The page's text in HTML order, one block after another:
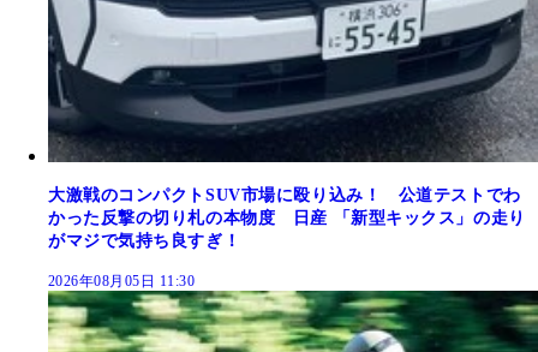
大激戦のコンパクトSUV市場に殴り込み！ 公道テストでわ
かった反撃の切り札の本物度 日産 「新型キックス」の走り
がマジで気持ち良すぎ！
2026年08月05日 11:30